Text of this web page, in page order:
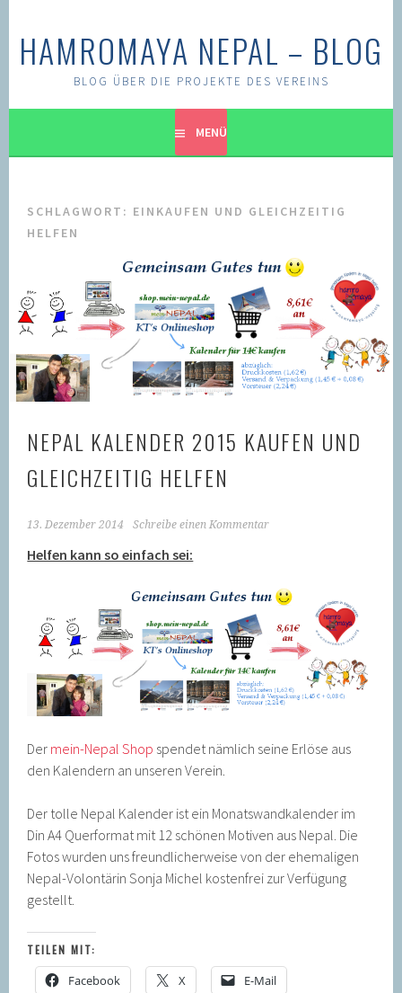
Inhalt
HAMROMAYA NEPAL – BLOG
BLOG ÜBER DIE PROJEKTE DES VEREINS
MENÜ
SCHLAGWORT: EINKAUFEN UND GLEICHZEITIG
HELFEN
NEPAL KALENDER 2015 KAUFEN UND
GLEICHZEITIG HELFEN
13. Dezember 2014 Schreibe einen Kommentar
Helfen kann so einfach sei:
Der mein-Nepal Shop spendet nämlich seine Erlöse aus
den Kalendern an unseren Verein.
Der tolle Nepal Kalender ist ein Monatswandkalender im
Din A4 Querformat mit 12 schönen Motiven aus Nepal. Die
Fotos wurden uns freundlicherweise von der ehemaligen
Nepal-Volontärin Sonja Michel kostenfrei zur Verfügung
gestellt.
TEILEN MIT:
Facebook X E-Mail